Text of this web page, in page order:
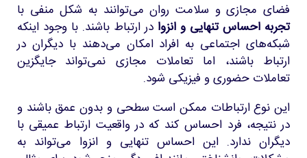
فضای مجازی و سلامت روان می‌توانند به شکل منفی با
تجربه احساس تنهایی و انزوا در ارتباط باشند. با وجود اینکه
شبکه‌های اجتماعی به افراد امکان می‌دهند با دیگران در
ارتباط باشند، اما تعاملات مجازی نمی‌تواند جایگزین
تعاملات حضوری و فیزیکی شود.
این نوع ارتباطات ممکن است سطحی و بدون عمق باشند و
در نتیجه، فرد احساس کند که در واقعیت ارتباط عمیقی با
دیگران ندارد. این احساس تنهایی و انزوا می‌تواند به